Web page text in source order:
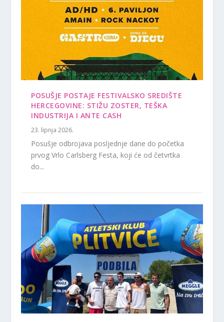
POSUŠJE POSTAJE FESTIVALSKO SREDIŠTE
HERCEGOVINE: STIŽU ZOSTER, TEŠKA
INDUSTRIJA I ANTE CASH
23. lipnja 2026.
Posušje odbrojava posljednje dane do početka
prvog Vrlo Carlsberg Festa, koji će od četvrtka
do...